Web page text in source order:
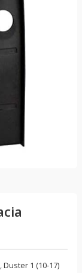
,Duster 1 (10-17)